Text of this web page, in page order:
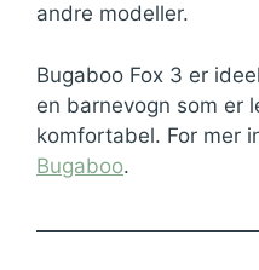
andre modeller.
Bugaboo Fox 3 er
en barnevogn som er
komfortabel. For mer
Bugaboo.